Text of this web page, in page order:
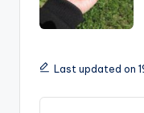
Last updated on